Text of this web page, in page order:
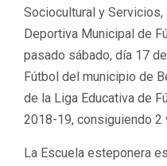
Sociocultural y
Deportiva Municipal de
pasado sábado, día 17
Fútbol del municipio de
de la Liga Educativa de
2018-19, consiguiendo 2
La Escuela esteponera